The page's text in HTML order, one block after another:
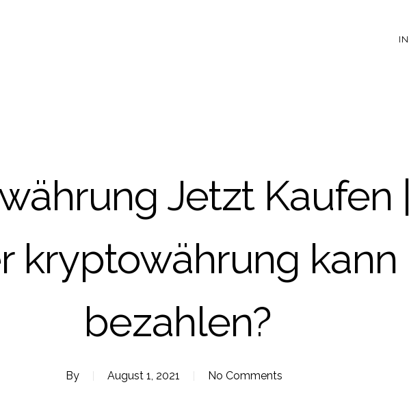
Jetzt Kaufen
kryptowährung kann
bezahlen?
By August 1, 2021 No Comments